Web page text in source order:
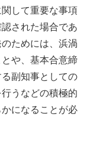
して重要な事項
された場合であ
ためには、浜渦
や、基本合意締
副知事としての
うなどの積極的
になることが必